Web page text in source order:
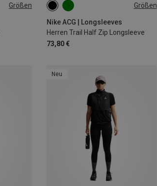
Größen Größen
Nike ACG | Longsleeves
Herren Trail Half Zip Longsleeve
73,80 €
S M
Neu